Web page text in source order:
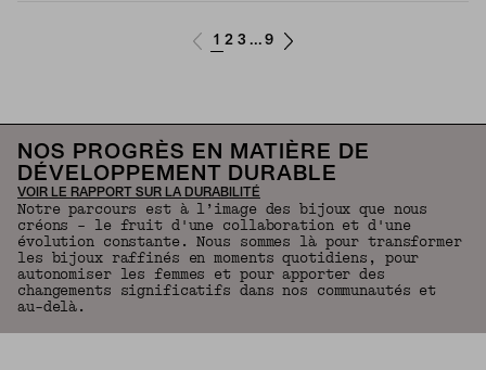
1 2 3 ... 9
NOS PROGRÈS EN MATIÈRE DE
DÉVELOPPEMENT DURABLE
VOIR LE RAPPORT SUR LA DURABILITÉ
Notre parcours est à l’image des bijoux que nous
créons – le fruit d'une collaboration et d'une
évolution constante. Nous sommes là pour transformer
les bijoux raffinés en moments quotidiens, pour
autonomiser les femmes et pour apporter des
changements significatifs dans nos communautés et
au-delà.